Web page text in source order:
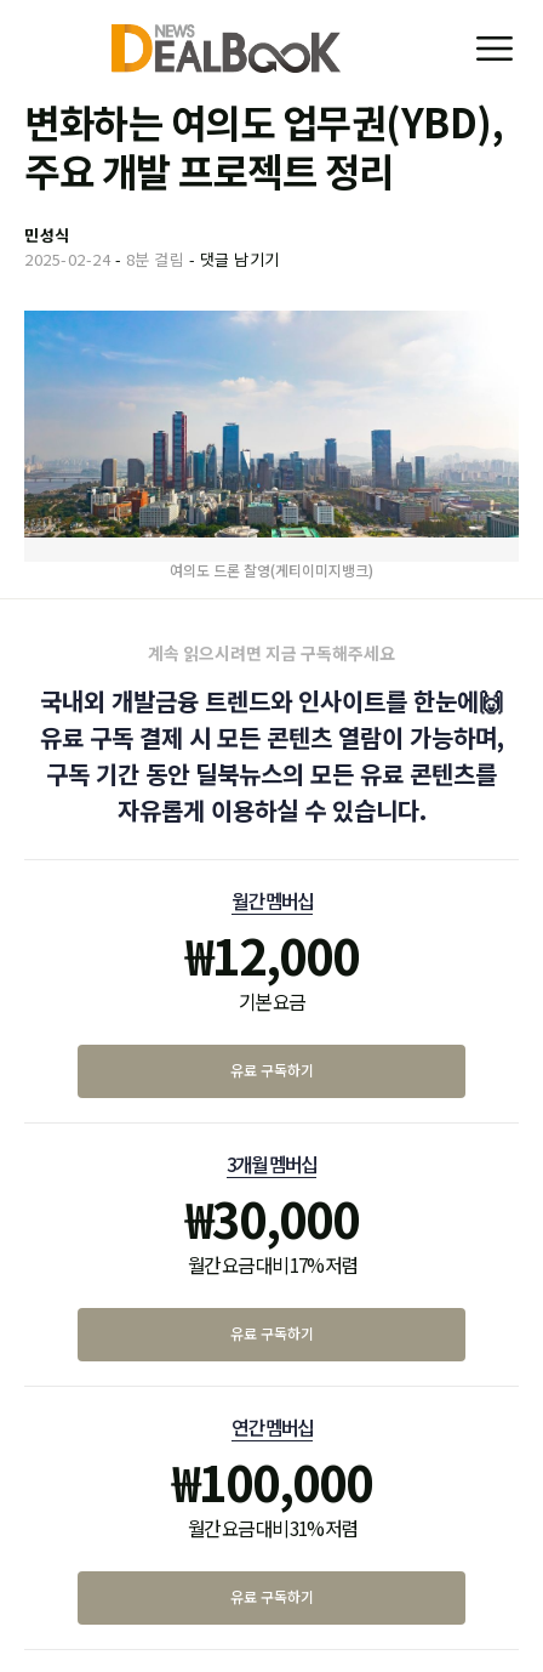
변화하는 여의도 업무권(YBD),
주요 개발 프로젝트 정리
민성식
2025-02-24- 8분 걸림 - 댓글 남기기
여의도 드론 찰영(게티이미지뱅크)
계속 읽으시려면 지금 구독해주세요
국내외 개발금융 트렌드와 인사이트를 한눈에🙌
유료 구독 결제 시 모든 콘텐츠 열람이 가능하며,
구독 기간 동안 딜북뉴스의 모든 유료 콘텐츠를
자유롭게 이용하실 수 있습니다.
월간 멤버십
₩12,000
기본 요금
유료 구독하기
3개월 멤버십
₩30,000
월간 요금 대비 17% 저렴
유료 구독하기
연간 멤버십
₩100,000
월간 요금 대비 31% 저렴
유료 구독하기